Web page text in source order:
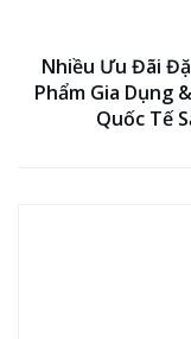
Nhiều Ưu Đãi
Phẩm Gia Dụng
Quốc Tế